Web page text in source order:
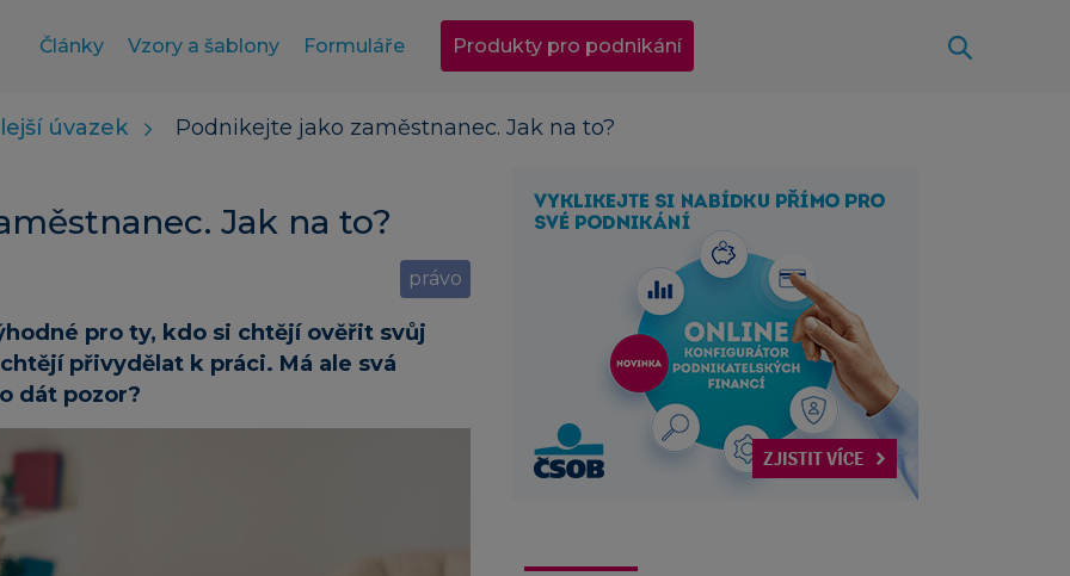
Články Vzory a šablony Formuláře Produkty pro podnikání
úvazek Podnikejte jako zaměstnanec. Jak na to?
Jak na to?
právo
pro ty, kdo si chtějí ověřit svůj
přivydělat k práci. Má ale svá
dát pozor?